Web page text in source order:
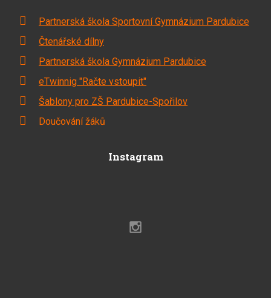
Partnerská škola Sportovní Gymnázium Pardubice
Čtenářské dílny
Partnerská škola Gymnázium Pardubice
eTwinnig "Račte vstoupit"
Šablony pro ZŠ Pardubice-Spořilov
Doučování žáků
Instagram